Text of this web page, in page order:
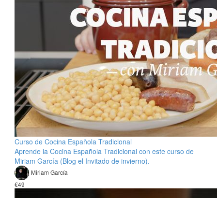
Curso de Cocina Española Tradicional
Aprende la Cocina Española Tradicional con este curso de
Miriam García (Blog el Invitado de invierno).
Miriam García
€49